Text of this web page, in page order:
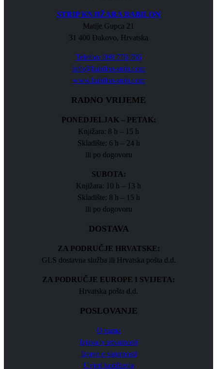
STRIP KNJIŽARA BABILON
Matije Gupca 21
31 400 Đakovo, Hrvatska
Telefon: 098 776 766
info@babilon-strip.com
www.babilon-strip.com
RADNO VRIJEME
PONEDJELJAK – PETAK:
Knjižara: 8 h – 15 h
Skladište: 6 h – 24 h
ili po dogovoru
SUBOTA:
Knjižara: 10 h – 13 h
Skladište: 8 h – 15 h
ili po dogovoru
DOSTAVA
ZA PODRUČJE HRVATSKE:
GLS dostavna služba ili Hrvatska pošta d.d.
ZA PODRUČJE EUROPE I SVIJETA:
Hrvatska pošta d.d.
POSLOVANJE
O nama
Izjava o privatnosti
Izjava o sigurnosti
Uvjeti korištenja